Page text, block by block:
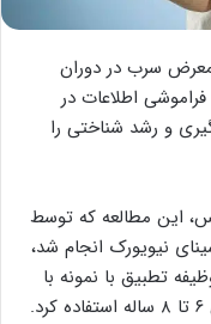
سرب در دوران
اطلاعات در
و رشد شناختی را
این مطالعه که توسط
نیویورک انجام شد،
تطبیق با نمونه با